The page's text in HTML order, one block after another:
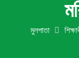
মুলপাতা